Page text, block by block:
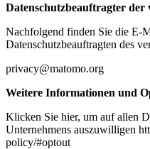
Datenschutzbeauftragter der
Nachfolgend finden Sie die E-
Datenschutzbeauftragten des
privacy@matomo.org
Weitere Informationen und
Klicken Sie hier, um auf allen
Unternehmens auszuwilligen
policy/#optout